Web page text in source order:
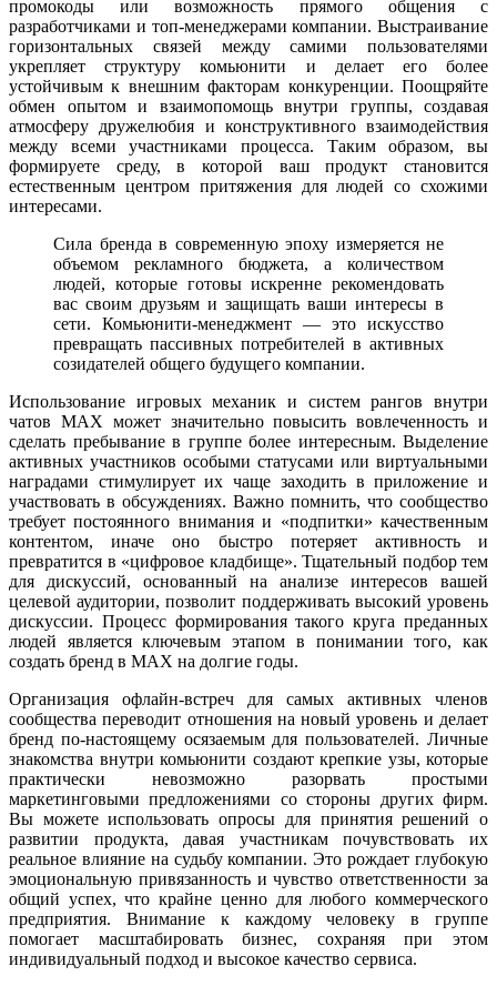
промокоды или возможность прямого общения с
разработчиками и топ-менеджерами компании. Выстраивание
горизонтальных связей между самими пользователями
укрепляет структуру комьюнити и делает его более
устойчивым к внешним факторам конкуренции. Поощряйте
обмен опытом и взаимопомощь внутри группы, создавая
атмосферу дружелюбия и конструктивного взаимодействия
между всеми участниками процесса. Таким образом, вы
формируете среду, в которой ваш продукт становится
естественным центром притяжения для людей со схожими
интересами.
Сила бренда в современную эпоху измеряется не
объемом рекламного бюджета, а количеством
людей, которые готовы искренне рекомендовать
вас своим друзьям и защищать ваши интересы в
сети. Комьюнити-менеджмент — это искусство
превращать пассивных потребителей в активных
созидателей общего будущего компании.
Использование игровых механик и систем рангов внутри
чатов MAX может значительно повысить вовлеченность и
сделать пребывание в группе более интересным. Выделение
активных участников особыми статусами или виртуальными
наградами стимулирует их чаще заходить в приложение и
участвовать в обсуждениях. Важно помнить, что сообщество
требует постоянного внимания и «подпитки» качественным
контентом, иначе оно быстро потеряет активность и
превратится в «цифровое кладбище». Тщательный подбор тем
для дискуссий, основанный на анализе интересов вашей
целевой аудитории, позволит поддерживать высокий уровень
дискуссии. Процесс формирования такого круга преданных
людей является ключевым этапом в понимании того, как
создать бренд в MAX на долгие годы.
Организация офлайн-встреч для самых активных членов
сообщества переводит отношения на новый уровень и делает
бренд по-настоящему осязаемым для пользователей. Личные
знакомства внутри комьюнити создают крепкие узы, которые
практически невозможно разорвать простыми
маркетинговыми предложениями со стороны других фирм.
Вы можете использовать опросы для принятия решений о
развитии продукта, давая участникам почувствовать их
реальное влияние на судьбу компании. Это рождает глубокую
эмоциональную привязанность и чувство ответственности за
общий успех, что крайне ценно для любого коммерческого
предприятия. Внимание к каждому человеку в группе
помогает масштабировать бизнес, сохраняя при этом
индивидуальный подход и высокое качество сервиса.